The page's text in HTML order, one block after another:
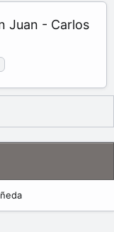
Juan - Carlos